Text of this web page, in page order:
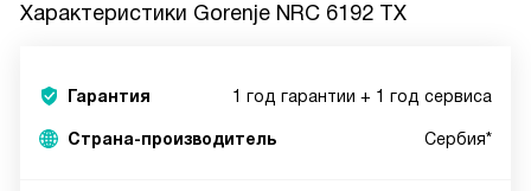
Характеристики Gorenje NRC 6192 TX
Гарантия 1 год гарантии + 1 год сервиса
Страна-производитель Сербия*